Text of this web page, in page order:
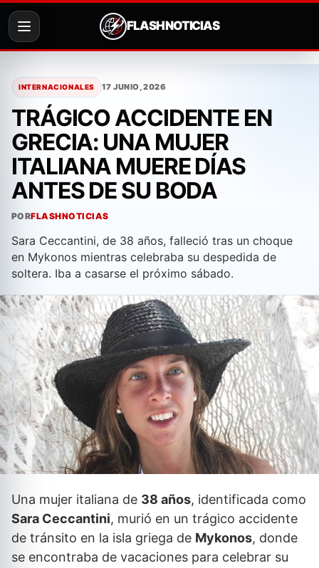
contenido
FLASH NOTICIAS
INTERNACIONALES 17 JUNIO, 2026
TRÁGICO ACCIDENTE EN
GRECIA: UNA MUJER
ITALIANA MUERE DÍAS
ANTES DE SU BODA
PORFLASHNOTICIAS
Sara Ceccantini, de 38 años, falleció tras un choque
en Mykonos mientras celebraba su despedida de
soltera. Iba a casarse el próximo sábado.
Una mujer italiana de 38 años, identificada como
Sara Ceccantini, murió en un trágico accidente
de tránsito en la isla griega de Mykonos, donde
se encontraba de vacaciones para celebrar su